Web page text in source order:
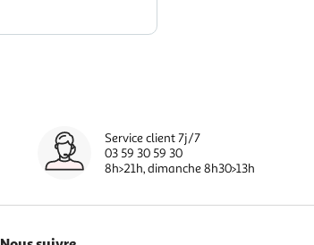
Service client 7j/7
03 59 30 59 30
8h>21h, dimanche 8h30>13h